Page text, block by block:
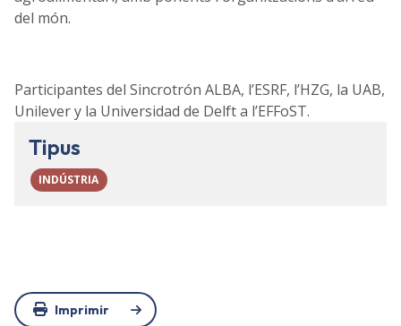
del món.
Participantes del Sincrotrón ALBA, l’ESRF, l’HZG, la UAB,
Unilever y la Universidad de Delft a l’EFFoST.
Tipus
INDÚSTRIA
Imprimir